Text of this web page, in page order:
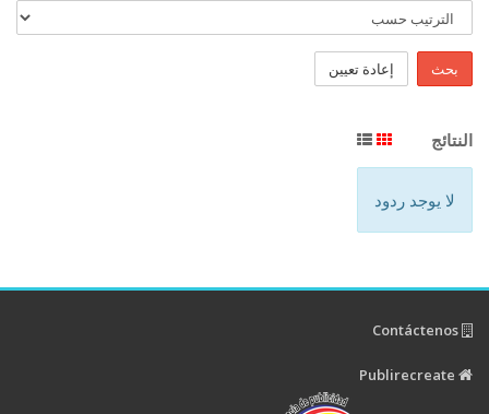
بحث إعادة تعيين
النتائج
لا يوجد ردود